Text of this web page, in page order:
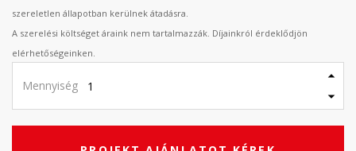
szereletlen állapotban kerülnek átadásra.
A szerelési költséget áraink nem tartalmazzák. Díjainkról érdeklődjön
elérhetőségeinken.
Mennyiség